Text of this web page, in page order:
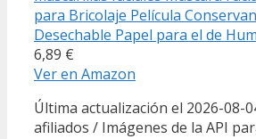
para Bricolaje Película
Desechable Papel para el de
6,89 €
Ver en Amazon
Última actualización el 2026-08-
afiliados / Imágenes de la API